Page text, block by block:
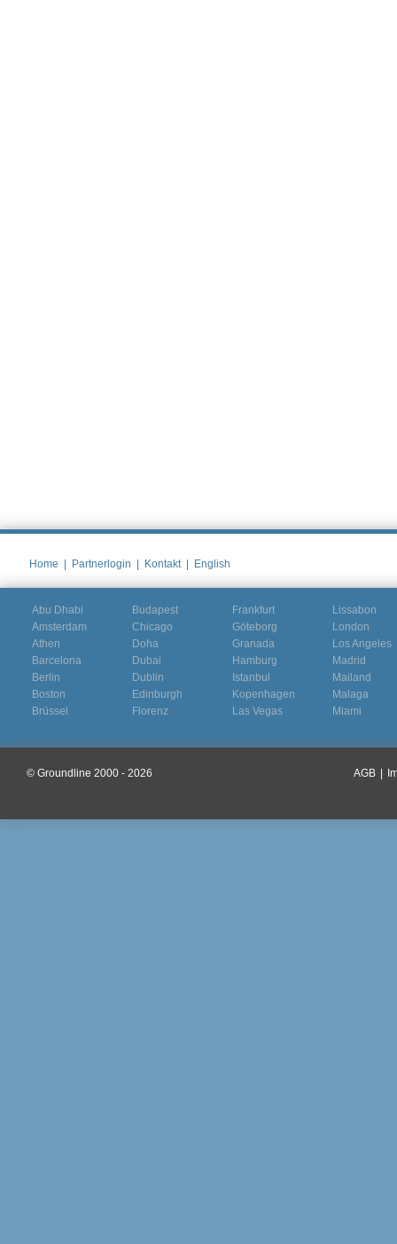
Home Partnerlogin Kontakt English
Abu Dhabi
Amsterdam
Athen
Barcelona
Berlin
Boston
Brüssel
Budapest
Chicago
Doha
Dubai
Dublin
Edinburgh
Florenz
Frankfurt
Göteborg
Granada
Hamburg
Istanbul
Kopenhagen
Las Vegas
Lissabon
London
Los Angeles
Madrid
Mailand
Malaga
Miami
© Groundline 2000 - 2026 AGB